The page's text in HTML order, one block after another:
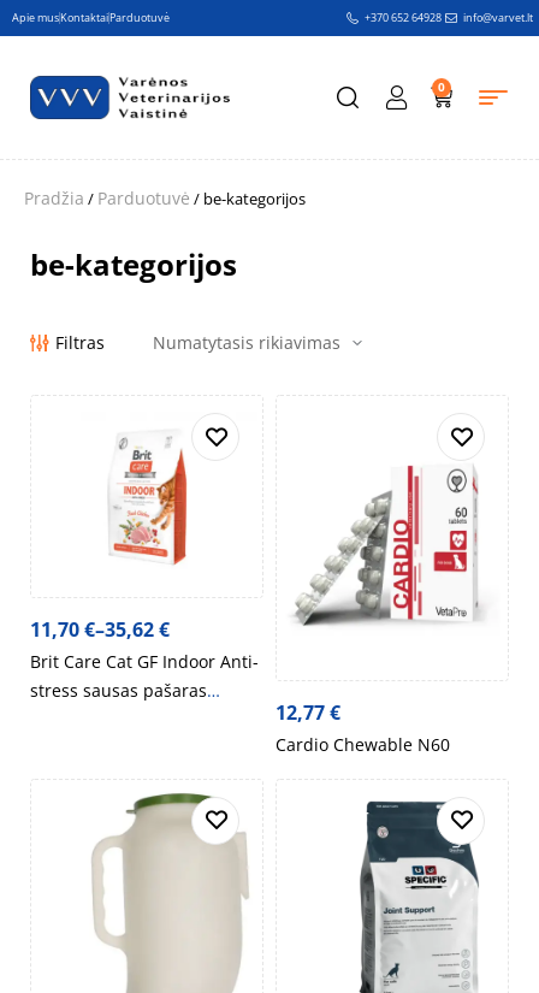
Apie musKontaktaiParduotuvė +370 652 64928 info@varvet.lt
0
Pradžia / Parduotuvė / be-kategorijos
be-kategorijos
Filtras
11,70€–35,62€
Brit Care Cat GF Indoor Anti-
stress sausas pašaras
12,77€
Cardio Chewable N60